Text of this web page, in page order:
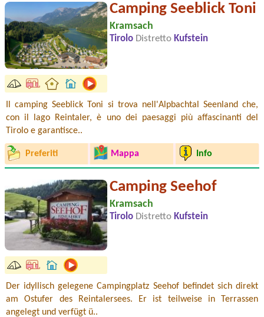
Camping Seeblick Toni
Kramsach
Tirolo Distretto Kufstein
Il camping Seeblick Toni si trova nell'Alpbachtal Seenland che,
con il lago Reintaler, è uno dei paesaggi più affascinanti del
Tirolo e garantisce..
Preferiti Mappa Info
Camping Seehof
Kramsach
Tirolo Distretto Kufstein
Der idyllisch gelegene Campingplatz Seehof befindet sich direkt
am Ostufer des Reintalersees. Er ist teilweise in Terrassen
angelegt und verfügt ü..